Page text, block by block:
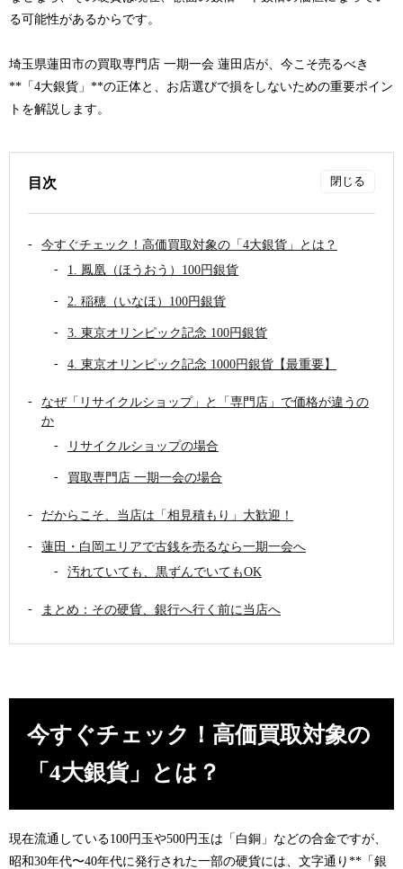
る可能性があるからです。
埼玉県蓮田 市の買取専門店 一期一会 蓮田店が、今こそ売るべき
**「4大銀貨」**の正体と、お店選びで損をしないための重要ポイン
トを解説します。
目次
今すぐチェック！高価買取対象の「4大銀貨」とは？
1. 鳳凰（ほうおう）100円銀貨
2. 稲穂（いなほ）100円銀貨
3. 東京オリンピック記念 100円銀貨
4. 東京オリンピック記念 1000円銀貨【最重要】
なぜ「リサイクルショップ」と「専門店」で価格が違うの
か
リサイクルショップの場合
買取専門店 一期一会の場合
だからこそ、当店は「相見積もり」大歓迎！
蓮田・白岡エリアで古銭を売るなら一期一会へ
汚れていても、黒ずんでいてもOK
まとめ：その硬貨、銀行へ行く前に当店へ
今すぐチェック！高価買取対象の
「4大銀貨」とは？
現在流通している100円玉や500円玉は「白銅」などの合金ですが、
昭和30年代〜40年代に発行された一部の硬貨には、文字通り**「銀